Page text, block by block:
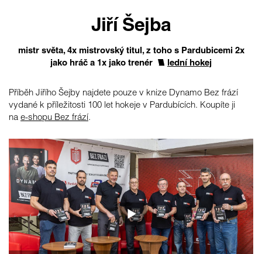
Jiří Šejba
mistr světa, 4x mistrovský titul, z toho s Pardubicemi 2x
jako hráč a 1x jako trenér
lední hokej
Příběh Jiřího Šejby najdete pouze v knize Dynamo Bez frází
vydané k příležitosti 100 let hokeje v Pardubících. Koupíte ji
na e-shopu Bez frází.